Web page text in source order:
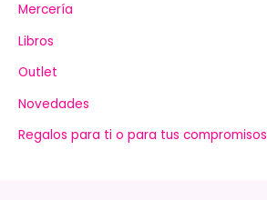
Mercería
Libros
Outlet
Novedades
Regalos para ti o para tus compromisos